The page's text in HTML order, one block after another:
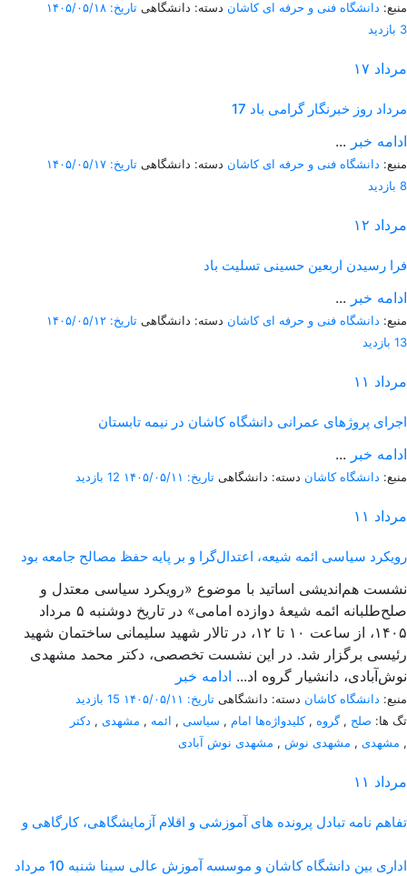
منبع: دانشگاه فنی و حرفه ای کاشان دسته: دانشگاهی تاریخ: ۱۴۰۵/۰۵/۱۸
3 بازدید
۱۷ مرداد
17 مرداد روز خبرنگار گرامی باد
... ادامه خبر
منبع: دانشگاه فنی و حرفه ای کاشان دسته: دانشگاهی تاریخ: ۱۴۰۵/۰۵/۱۷
8 بازدید
۱۲ مرداد
فرا رسیدن اربعین حسینی تسلیت باد
... ادامه خبر
منبع: دانشگاه فنی و حرفه ای کاشان دسته: دانشگاهی تاریخ: ۱۴۰۵/۰۵/۱۲
13 بازدید
۱۱ مرداد
اجرای پروژهای عمرانی دانشگاه کاشان در نیمه تابستان
... ادامه خبر
منبع: دانشگاه کاشان دسته: دانشگاهی تاریخ: ۱۴۰۵/۰۵/۱۱ 12 بازدید
۱۱ مرداد
رویکرد سیاسی ائمه شیعه، اعتدال‌گرا و بر پایه حفظ مصالح جامعه بود
نشست هم‌اندیشی اساتید با موضوع «رویکرد سیاسی معتدل و
صلح‌طلبانه ائمه شیعۀ دوازده امامی» در تاریخ دوشنبه ۵ مرداد
۱۴۰۵، از ساعت ۱۰ تا ۱۲، در تالار شهید سلیمانی ساختمان شهید
رئیسی برگزار شد. در این نشست تخصصی، دکتر محمد مشهدی
نوش‌آبادی، دانشیار گروه اد... ادامه خبر
منبع: دانشگاه کاشان دسته: دانشگاهی تاریخ: ۱۴۰۵/۰۵/۱۱
15 بازدید
تگ ها: صلح ,گروه ,کلیدواژه‌ها امام , سیاسی , ائمه , مشهدی , دکتر
مشهدی , مشهدی نوش , مشهدی نوش آبادی ,
۱۱ مرداد
تفاهم نامه تبادل پرونده‌ های آموزشی و اقلام آزمایشگاهی، کارگاهی و
اداری بین دانشگاه کاشان و موسسه آموزش عالی سینا شنبه 10 مرداد